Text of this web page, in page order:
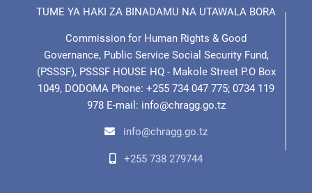
TUME YA HAKI ZA BINADAMU NA UTAWALA BORA
Commission for Human Rights & Good
Governance, Public Service Social Security Fund,
(PSSSF), PSSSF HOUSE HQ - Makole Street P.O Box
1049, DODOMA Phone: +255 734 047 775; 0734 119
978 E-mail: info@chragg.go.tz
info@chragg.go.tz
+255 738 279744